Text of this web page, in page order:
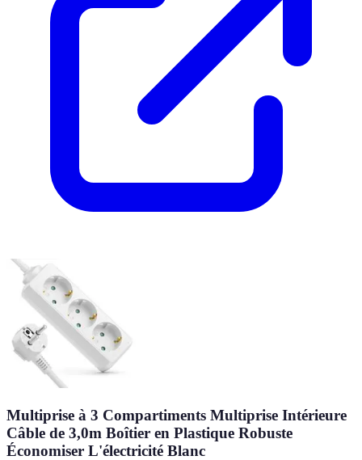
Multiprise à 3 Compartiments Multiprise Intérieure
Câble de 3,0m Boîtier en Plastique Robuste
Économiser L'électricité Blanc